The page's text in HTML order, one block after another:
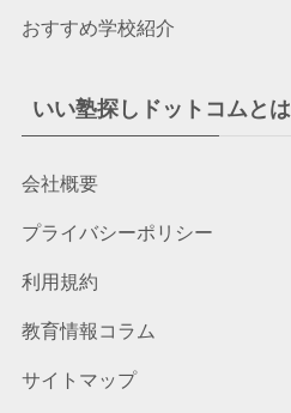
おすすめ学校紹介
いい塾探しドットコムとは
会社概要
プライバシーポリシー
利用規約
教育情報コラム
サイトマップ